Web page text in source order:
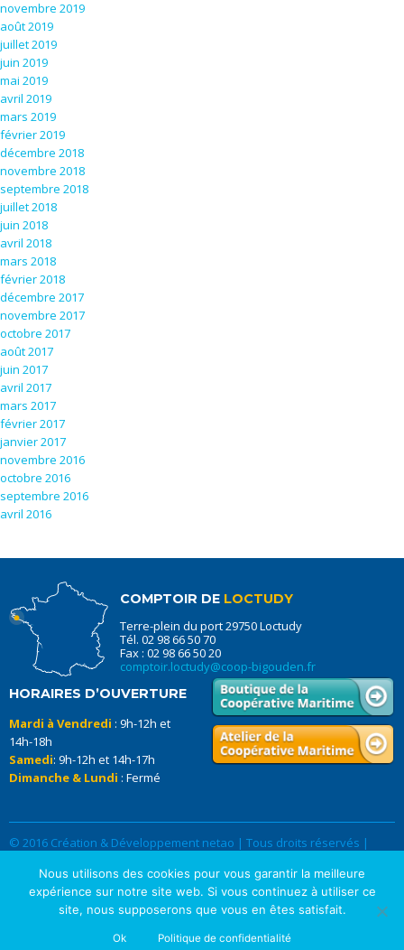
novembre 2019
août 2019
juillet 2019
juin 2019
mai 2019
avril 2019
mars 2019
février 2019
décembre 2018
novembre 2018
septembre 2018
juillet 2018
juin 2018
avril 2018
mars 2018
février 2018
décembre 2017
novembre 2017
octobre 2017
août 2017
juin 2017
avril 2017
mars 2017
février 2017
janvier 2017
novembre 2016
octobre 2016
septembre 2016
avril 2016
COMPTOIR DE LOCTUDY
Terre-plein du port 29750 Loctudy
Tél. 02 98 66 50 70
Fax : 02 98 66 50 20
comptoir.loctudy@coop-bigouden.fr
HORAIRES D’OUVERTURE
Mardi à Vendredi : 9h-12h et
14h-18h
Samedi: 9h-12h et 14h-17h
Dimanche & Lundi : Fermé
© 2016 Création & Développement netao | Tous droits réservés |
Nous utilisons des cookies pour vous garantir la meilleure
expérience sur notre site web. Si vous continuez à utiliser ce
site, nous supposerons que vous en êtes satisfait.
Ok Politique de confidentialité